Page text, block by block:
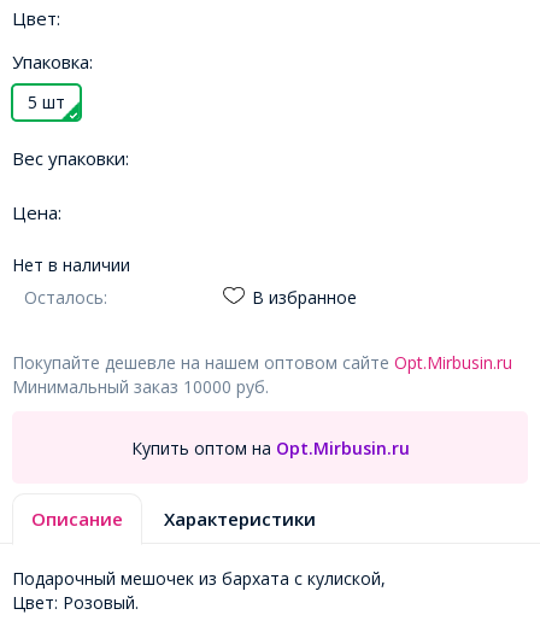
Цвет:
Упаковка:
5 шт
Вес упаковки:
Цена:
Нет в наличии
Осталось:
В избранное
Покупайте дешевле на нашем оптовом сайте Opt.Mirbusin.ru
Минимальный заказ 10000 руб.
Купить оптом на Opt.Mirbusin.ru
Описание Характеристики
Подарочный мешочек из бархата с кулиской,
Цвет: Розовый.